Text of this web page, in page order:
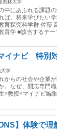
美林大学
中にあふれる課題
ば、将来学びたい
教育探究科学群 佐藤
育学 ■該当するテ
イナビ 特別
大学
からの社会や企業
。なぜ、開志専門
×教授×マイナビ編
】体験で